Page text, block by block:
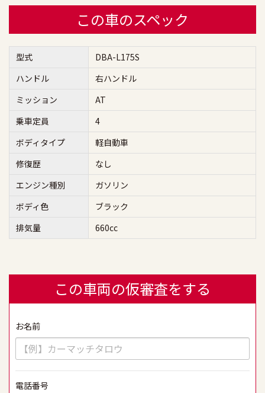
この車のスペック
型式
DBA-L175S
ハンドル
右ハンドル
ミッション
AT
乗車定員
4
ボディタイプ
軽自動車
修復歴
なし
エンジン種別
ガソリン
ボディ色
ブラック
排気量
660cc
この車両の仮審査をする
お名前
電話番号